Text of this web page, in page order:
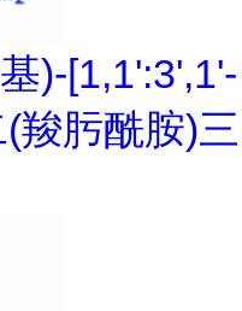
)-[1,1':3',1'-
羧肟酰胺)三